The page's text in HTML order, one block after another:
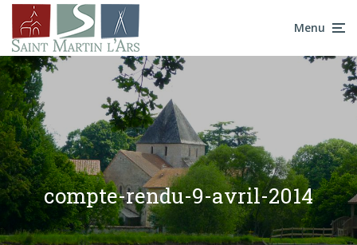
Menu
compte-rendu-9-avril-2014